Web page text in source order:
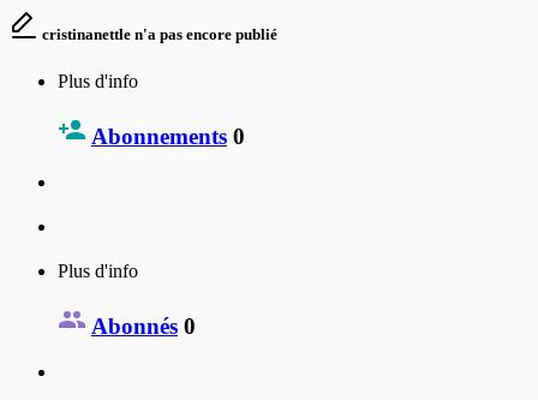
cristinanettle n'a pas encore publié
Plus d'info
Abonnements 0
Plus d'info
Abonnés 0